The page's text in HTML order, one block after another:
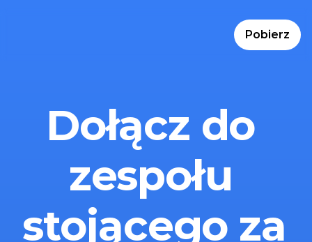
Pobierz
Dołącz do
zespołu
stojącego za